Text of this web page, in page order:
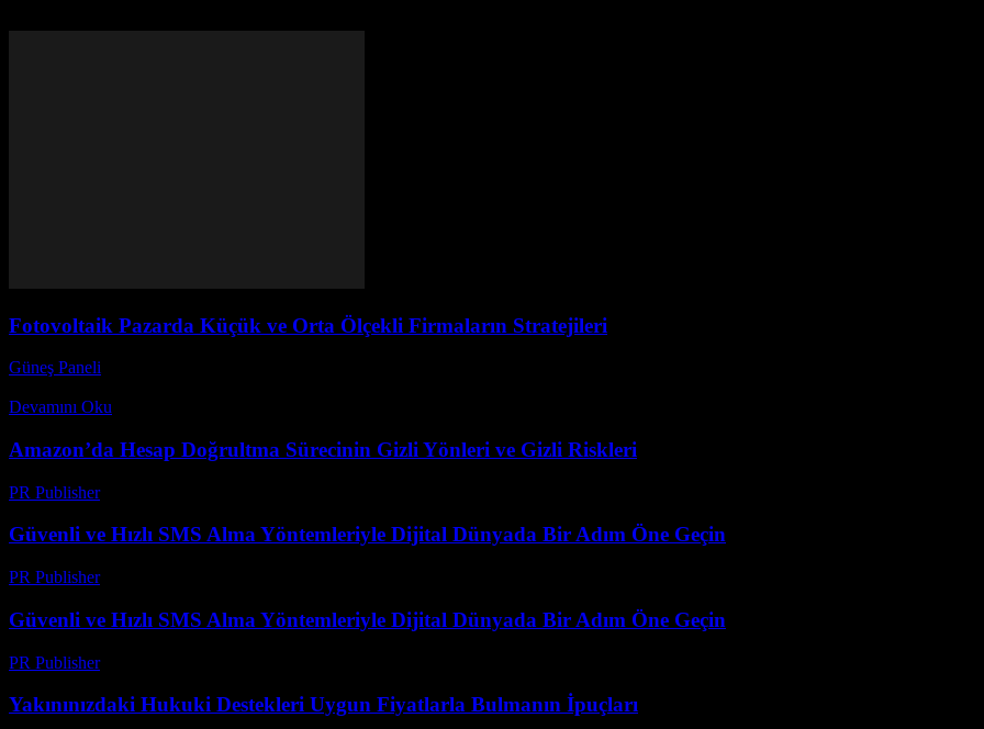
Fotovoltaik Pazarda Küçük ve Orta Ölçekli Firmaların Stratejileri
Güneş Paneli
Devamını Oku
Amazon’da Hesap Doğrultma Sürecinin Gizli Yönleri ve Gizli Riskleri
PR Publisher-
Güvenli ve Hızlı SMS Alma Yöntemleriyle Dijital Dünyada Bir Adım Öne Geçin
PR Publisher-
Güvenli ve Hızlı SMS Alma Yöntemleriyle Dijital Dünyada Bir Adım Öne Geçin
PR Publisher-
Yakınınızdaki Hukuki Destekleri Uygun Fiyatlarla Bulmanın İpuçları